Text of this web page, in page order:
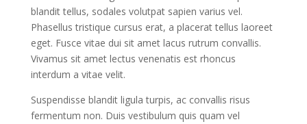
blandit tellus, sodales volutpat sapien varius vel.
Phasellus tristique cursus erat, a placerat tellus laoreet
eget. Fusce vitae dui sit amet lacus rutrum convallis.
Vivamus sit amet lectus venenatis est rhoncus
interdum a vitae velit.
Suspendisse blandit ligula turpis, ac convallis risus
fermentum non. Duis vestibulum quis quam vel